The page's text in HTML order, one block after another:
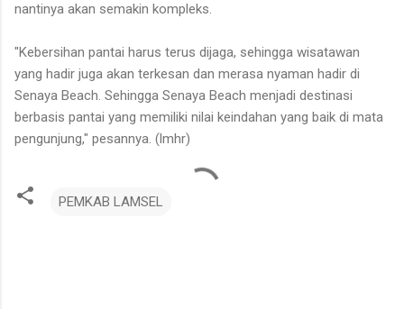
nantinya akan semakin kompleks.
"Kebersihan pantai harus terus dijaga, sehingga wisatawan
yang hadir juga akan terkesan dan merasa nyaman hadir di
Senaya Beach. Sehingga Senaya Beach menjadi destinasi
berbasis pantai yang memiliki nilai keindahan yang baik di mata
pengunjung," pesannya. (lmhr)
PEMKAB LAMSEL